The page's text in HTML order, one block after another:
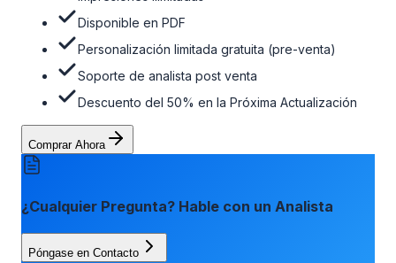
Disponible en PDF
Personalización limitada gratuita (pre-venta)
Soporte de analista post venta
Descuento del 50% en la Próxima Actualización
Comprar Ahora
¿Cualquier Pregunta? Hable con un Analista
Póngase en Contacto